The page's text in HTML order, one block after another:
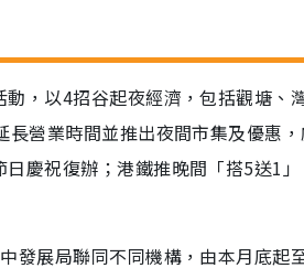
，以4招谷起夜經濟，包括觀塘
長營業時間並推出夜間市集及優惠
慶祝復辦；港鐵推晚間「搭5送1
發展局聯同不同機構，由本月底